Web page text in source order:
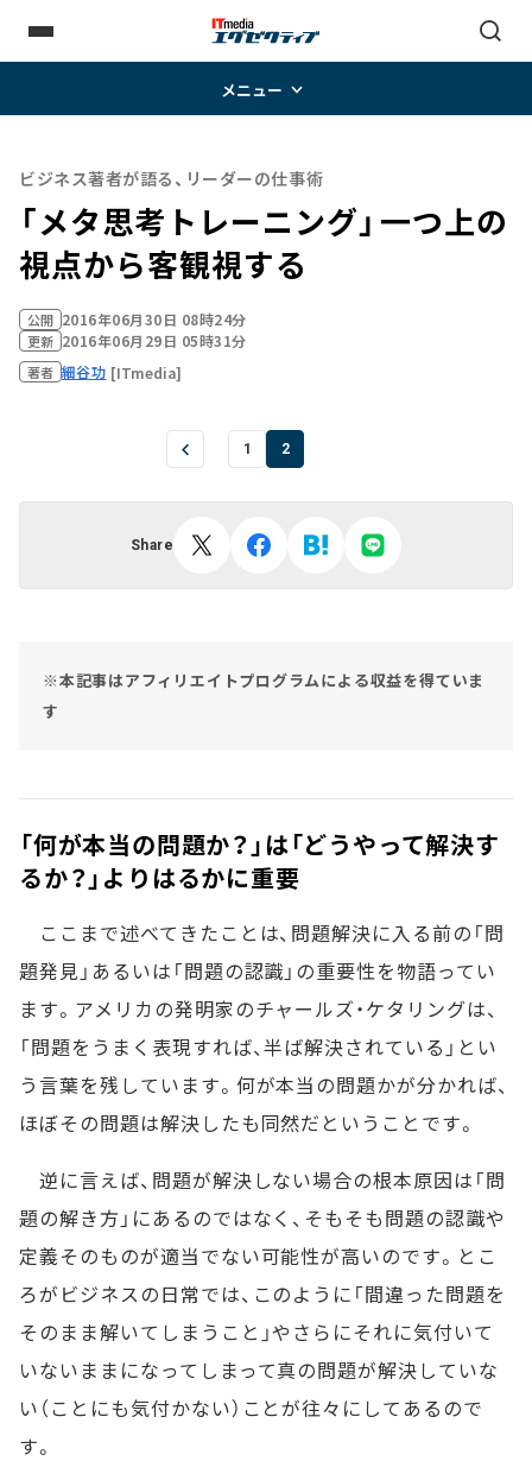
メニュー
ビジネス著者が語る、リーダーの仕事術
「メタ思考トレーニング」――一つ上の
視点から客観視する
公開 2016年06月30日 08時24分
更新 2016年06月29日 05時31分
著者 細谷功 [ITmedia]
1 2
Share
※本記事はアフィリエイトプログラムによる収益を得ていま
す
「何が本当の問題か？」は「どうやって解決す
るか？」よりはるかに重要
ここまで述べてきたことは、問題解決に入る前の「問
題発見」あるいは「問題の認識」の重要性を物語ってい
ます。アメリカの発明家のチャールズ・ケタリングは、
「問題をうまく表現すれば、半ば解決されている」とい
う言葉を残しています。何が本当の問題かが分かれば、
ほぼその問題は解決したも同然だということです。
逆に言えば、問題が解決しない場合の根本原因は「問
題の解き方」にあるのではなく、そもそも問題の認識や
定義そのものが適当でない可能性が高いのです。とこ
ろがビジネスの日常では、このように「間違った問題を
そのまま解いてしまうこと」やさらにそれに気付いて
いないままになってしまって真の問題が解決していな
い（ことにも気付かない）ことが往々にしてあるので
す。